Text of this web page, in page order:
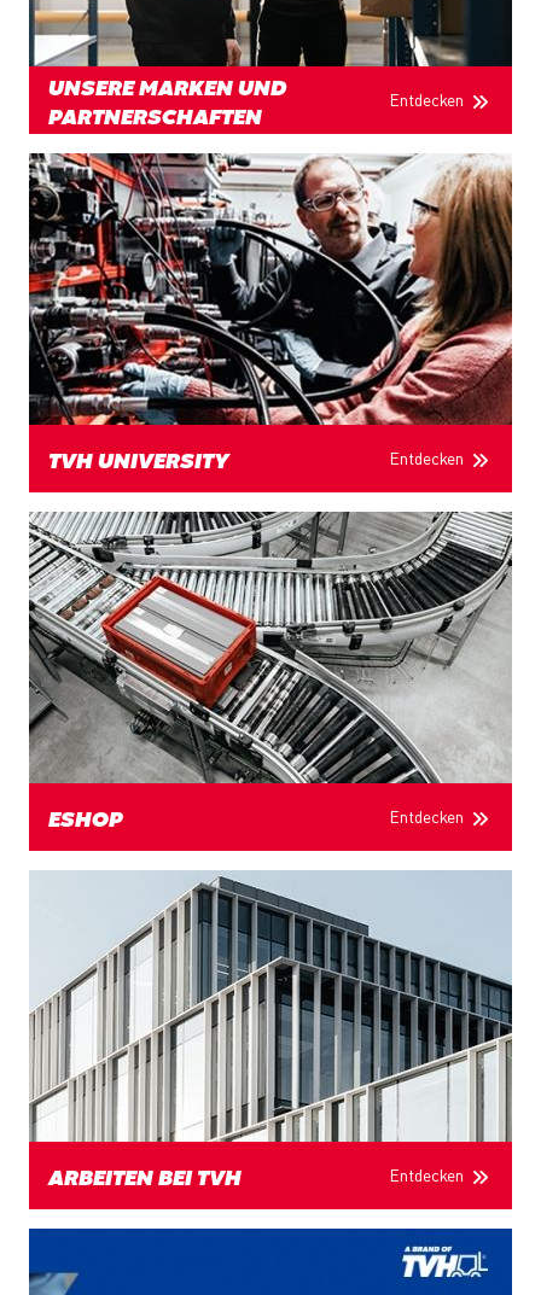
UNSERE MARKEN UND
PARTNERSCHAFTEN
Entdecken
TVH UNIVERSITY Entdecken
ESHOP Entdecken
ARBEITEN BEI TVH Entdecken